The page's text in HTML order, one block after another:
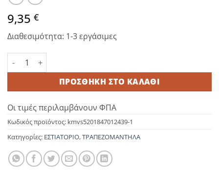
9,35 €
Διαθεσιμότητα: 1-3 εργάσιμες
Τραπεζομάντηλο 100%pol Silver 140×180 ποσότητα
ΠΡΟΣΘΉΚΗ ΣΤΟ ΚΑΛΆΘΙ
Οι τιμές περιλαμβάνουν ΦΠΑ
Κωδικός προϊόντος: kmvs5201847012439-1
Κατηγορίες: ΕΣΤΙΑΤΟΡΙΟ,ΤΡΑΠΕΖΟΜΑΝΤΗΛΑ